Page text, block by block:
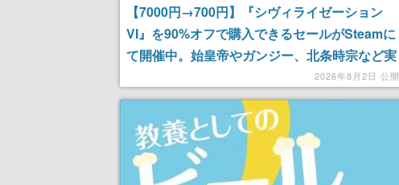
【7000円→700円】『シヴィライゼーション
VI』を90%オフで購入できるセールがSteamに
て開催中。始皇帝やガンジー、北条時宗など実
在する指導者として文明を築き上げる名作スト
ラテジーゲーム
2026年8月2日 公開